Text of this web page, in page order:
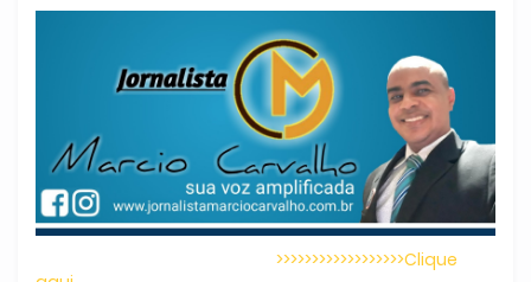
>>>>>>>>>>>>>>>>>>Clique